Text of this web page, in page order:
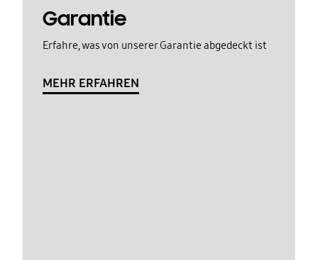
Garantie
Erfahre, was von unserer Garantie abgedeckt ist
MEHR ERFAHREN